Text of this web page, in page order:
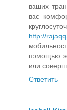
ваших
вас
http://
помощью
или
Ответить